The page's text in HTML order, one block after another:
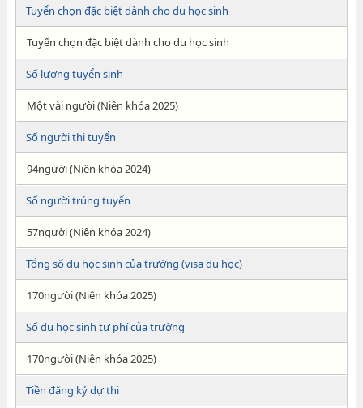
Tuyển chọn đặc biệt dành cho du học sinh
Tuyển chọn đặc biệt dành cho du học sinh
Số lượng tuyển sinh
Một vài người (Niên khóa 2025)
Số người thi tuyển
94người (Niên khóa 2024)
Số người trúng tuyển
57người (Niên khóa 2024)
Tổng số du học sinh của trường (visa du học)
170người (Niên khóa 2025)
Số du học sinh tư phí của trường
170người (Niên khóa 2025)
Tiền đăng ký dự thi